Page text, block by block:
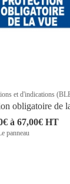
et d'indications
obligatoire de
à 67,00€ HT
panneau